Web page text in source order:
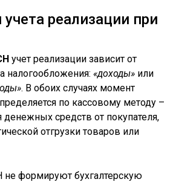
реализации при
учет реализации зависит от
налогообложения:«доходы» или
. В обоих случаях момент
по кассовому методу –
денежных средств от покупателя,
отгрузки товаров или
не формируют бухгалтерскую